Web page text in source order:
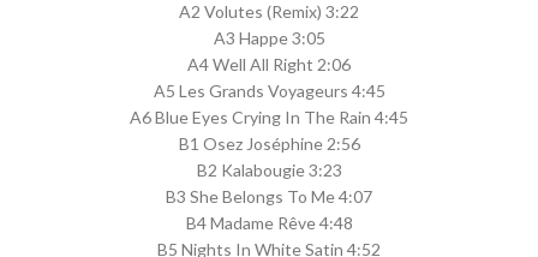
A2 Volutes (Remix) 3:22
A3 Happe 3:05
A4 Well All Right 2:06
A5 Les Grands Voyageurs 4:45
A6 Blue Eyes Crying In The Rain 4:45
B1 Osez Joséphine 2:56
B2 Kalabougie 3:23
B3 She Belongs To Me 4:07
B4 Madame Rêve 4:48
B5 Nights In White Satin 4:52